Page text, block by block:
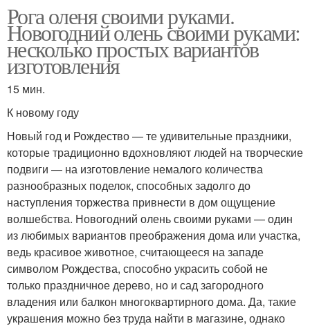
Рога оленя своими руками.
Новогодний олень своими руками:
несколько простых вариантов
изготовления
15 мин.
К новому году
Новый год и Рождество — те удивительные праздники,
которые традиционно вдохновляют людей на творческие
подвиги — на изготовление немалого количества
разнообразных поделок, способных задолго до
наступления торжества привнести в дом ощущение
волшебства. Новогодний олень своими руками — один
из любимых вариантов преображения дома или участка,
ведь красивое животное, считающееся на западе
символом Рождества, способно украсить собой не
только праздничное дерево, но и сад загородного
владения или балкон многоквартирного дома. Да, такие
украшения можно без труда найти в магазине, однако